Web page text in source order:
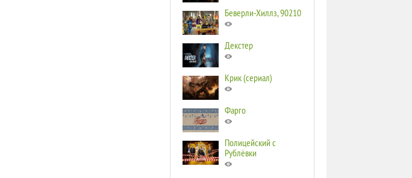
Беверли-Хиллз, 90210
Декстер
Крик (сериал)
Фарго
Полицейский с
Рублёвки